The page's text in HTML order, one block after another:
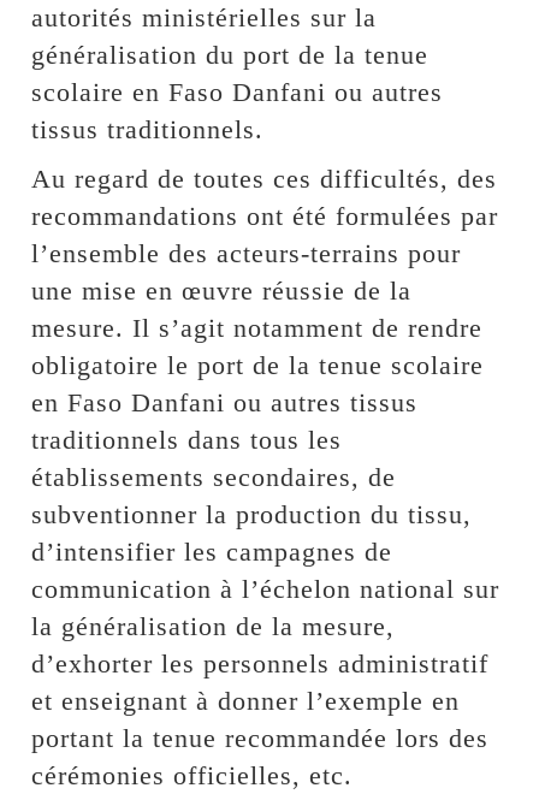
autorités ministérielles sur la
généralisation du port de la tenue
scolaire en Faso Danfani ou autres
tissus traditionnels.
Au regard de toutes ces difficultés, des
recommandations ont été formulées par
l’ensemble des acteurs-terrains pour
une mise en œuvre réussie de la
mesure. Il s’agit notamment de rendre
obligatoire le port de la tenue scolaire
en Faso Danfani ou autres tissus
traditionnels dans tous les
établissements secondaires, de
subventionner la production du tissu,
d’intensifier les campagnes de
communication à l’échelon national sur
la généralisation de la mesure,
d’exhorter les personnels administratif
et enseignant à donner l’exemple en
portant la tenue recommandée lors des
cérémonies officielles, etc.